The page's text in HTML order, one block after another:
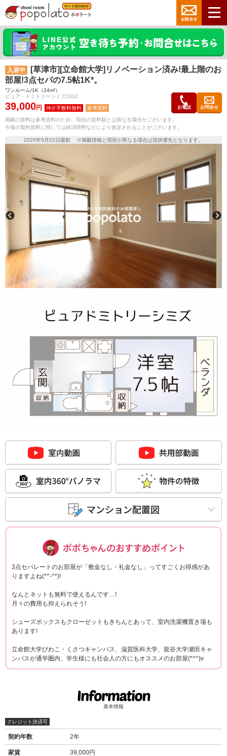
入居中
[草津市][立命館大学]リノベーション済み!最上階のお
部屋!3点セパの7.5帖1K*。
ワンルーム/1K（24m²）
ピュア・ドミトリーシミズ1612
39,000円 参考賃料 お電話 お問合せ
掲載の賃料は参考賃料のため、現在の賃料額とは異なる場合がございます。
今後の契約賃料に関しては経済情勢などにより改定されることがございます。
2025年5月22日撮影 ※掲載情報と現状が異なる場合は現状優先となります。
3点セパレートのお部屋が「敷金なし・礼金なし」ってすごくお得感があ
りますよね(*^-^*)!
なんとネットも無料で使えるんです…!
月々の費用も抑えられそう!
シューズボックスもクローゼットもきちんとあって、室内洗濯機置き場も
あります!
立命館大学びわこ・くさつキャンパス、滋賀医科大学、龍谷大学瀬田キャ
ンパスが通学圏内、学生様にも社会人の方にもオススメのお部屋(*^^)v
基本情報
クレジット決済可
契約年数 2年
家賃 39,000円